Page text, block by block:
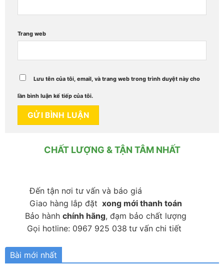
Trang web
Lưu tên của tôi, email, và trang web trong trình duyệt này cho
lần bình luận kế tiếp của tôi.
CHẤT LƯỢNG & TẬN TÂM NHẤT
Đến tận nơi tư vấn và báo giá
Giao hàng lắp đặt xong mới thanh toán
Bảo hành chính hãng, đạm bảo chất lượng
Gọi hotline: 0967 925 038 tư vấn chi tiết
Bài mới nhất